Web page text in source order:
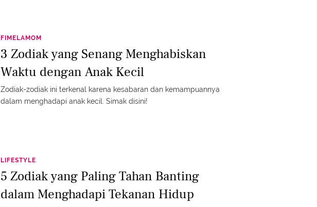
FIMELAMOM
3 Zodiak yang Senang Menghabiskan
Waktu dengan Anak Kecil
Zodiak-zodiak ini terkenal karena kesabaran dan kemampuannya
dalam menghadapi anak kecil. Simak disini!
LIFESTYLE
5 Zodiak yang Paling Tahan Banting
dalam Menghadapi Tekanan Hidup